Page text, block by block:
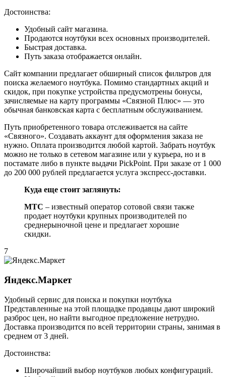
Достоинства:
Удобный сайт магазина.
Продаются ноутбуки всех основных производителей.
Быстрая доставка.
Путь заказа отображается онлайн.
Сайт компании предлагает обширный список фильтров для
поиска желаемого ноутбука. Помимо стандартных акций и
скидок, при покупке устройства предусмотрены бонусы,
зачисляемые на карту программы «Связной Плюс» — это
обычная банковская карта с бесплатным обслуживанием.
Путь приобретенного товара отслеживается на сайте
«Связного». Создавать аккаунт для оформления заказа не
нужно. Оплата производится любой картой. Забрать ноутбук
можно не только в сетевом магазине или у курьера, но и в
постамате либо в пункте выдачи PickPoint. При заказе от 1 000
до 200 000 рублей предлагается услуга экспресс-доставки.
Куда еще стоит заглянуть:
МТС – известный оператор сотовой связи также
продает ноутбуки крупных производителей по
среднерыночной цене и предлагает хорошие
скидки.
7
Яндекс.Маркет
Удобный сервис для поиска и покупки ноутбука
Представленные на этой площадке продавцы дают широкий
разброс цен, но найти выгодное предложение нетрудно.
Доставка производится по всей территории страны, занимая в
среднем от 3 дней.
Достоинства:
Широчайший выбор ноутбуков любых конфигураций.